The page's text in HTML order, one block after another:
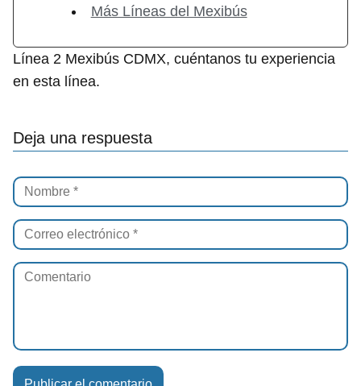
Más Líneas del Mexibús
Línea 2 Mexibús CDMX, cuéntanos tu experiencia
en esta línea.
Deja una respuesta